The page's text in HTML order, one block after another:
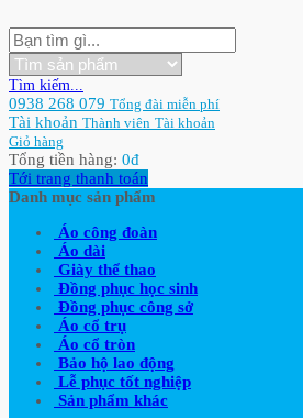
Tìm kiếm...
0938 268 079 Tổng đài miễn phí
Tài khoản Thành viên Tài khoản
Giỏ hàng
Tổng tiền hàng: 0đ
Tới trang thanh toán
Danh mục sản phẩm
Áo công đoàn
Áo dài
Giày thể thao
Đồng phục học sinh
Đồng phục công sở
Áo cổ trụ
Áo cổ tròn
Bảo hộ lao động
Lễ phục tốt nghiệp
Sản phẩm khác